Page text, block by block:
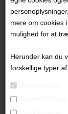
mere om cookies
mulighed for at
Herunder kan du
forskellige typer
"Stærens
32 x 22 cm.
Lys træramme
PRODUKTBESKRIVELSE